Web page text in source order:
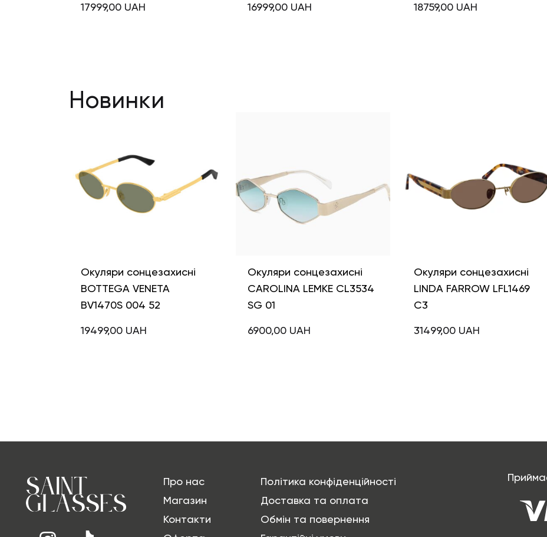
17999,00 UAH 16999,00 UAH 18759,00 UAH
Новинки
Окуляри сонцезахисні
BOTTEGA VENETA
BV1470S 004 52
19499,00 UAH
Окуляри сонцезахисні
CAROLINA LEMKE CL3534
SG 01
6900,00 UAH
Окуляри сонцезахисні
LINDA FARROW LFL1469
C3
31499,00 UAH
Про нас
Магазин
Контакти
Політика конфіденційності
Доставка та оплата
Обмін та повернення